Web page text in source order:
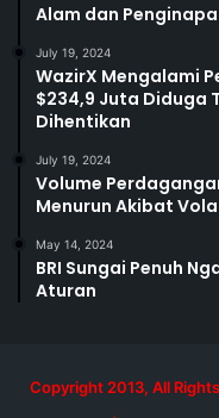
Alam dan
July 19, 2024
WazirX Mengalami
$234,9 Juta Diduga
Dihentikan
July 19, 2024
Volume
Menurun Akibat
May 14, 2024
BRI Sungai Penuh
Aturan
Copyright 2013, All